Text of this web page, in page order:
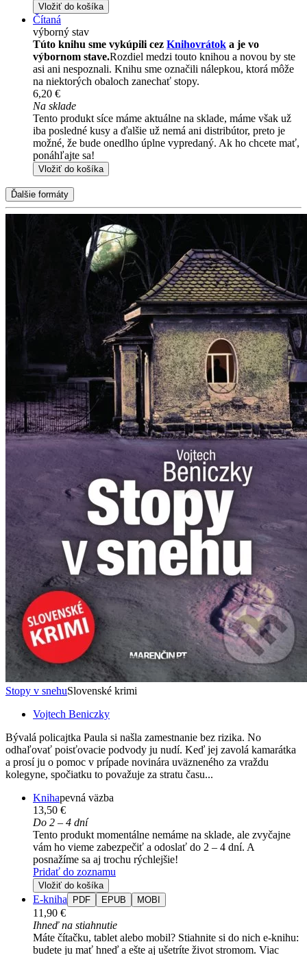
Vložiť do košíka
Čítaná
výborný stav
Túto knihu sme vykúpili cez Knihovrátok a je vo
výbornom stave.Rozdiel medzi touto knihou a novou by ste
asi ani nespoznali. Knihu sme označili nálepkou, ktorá môže
na niektorých obaloch zanechať stopy.
6,20 €
Na sklade
Tento produkt síce máme aktuálne na sklade, máme však už
iba posledné kusy a ďalšie už nemá ani distribútor, preto je
možné, že bude onedlho úplne vypredaný. Ak ho chcete mať,
ponáhľajte sa!
Vložiť do košíka
Ďalšie formáty
Stopy v snehuSlovenské krimi
Vojtech Beniczky
Bývalá policajtka Paula si našla zamestnanie bez rizika. No
odhaľovať poisťovacie podvody ju nudí. Keď jej zavolá kamarátka
a prosí ju o pomoc v prípade novinára uväzneného za vraždu
kolegyne, spočiatku to považuje za stratu času...
Knihapevná väzba
13,50 €
Do 2 – 4 dní
Tento produkt momentálne nemáme na sklade, ale zvyčajne
vám ho vieme zabezpečiť a odoslať do 2 – 4 dní. A
posnažíme sa aj trochu rýchlejšie!
Pridať do zoznamu
Vložiť do košíka
E-kniha PDF EPUB MOBI
11,90 €
Ihneď na stiahnutie
Máte čítačku, tablet alebo mobil? Stiahnite si do nich e-knihu:
budete ju mať hneď a ešte aj ušetríte život stromom. Viac